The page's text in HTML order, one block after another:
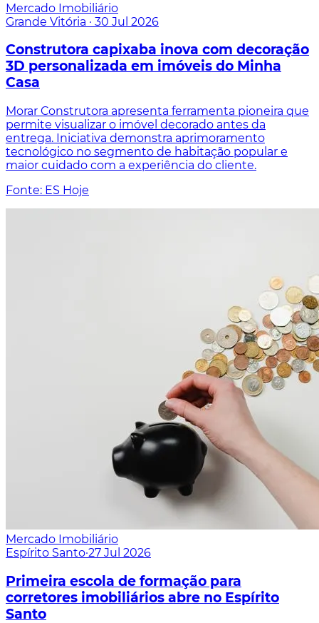
Mercado Imobiliário
Grande Vitória · 30 Jul 2026
Construtora capixaba inova com decoração
3D personalizada em imóveis do Minha
Casa
Morar Construtora apresenta ferramenta pioneira que
permite visualizar o imóvel decorado antes da
entrega. Iniciativa demonstra aprimoramento
tecnológico no segmento de habitação popular e
maior cuidado com a experiência do cliente.
Fonte: ES Hoje
Mercado Imobiliário
Espírito Santo·27 Jul 2026
Primeira escola de formação para
corretores imobiliários abre no Espírito
Santo